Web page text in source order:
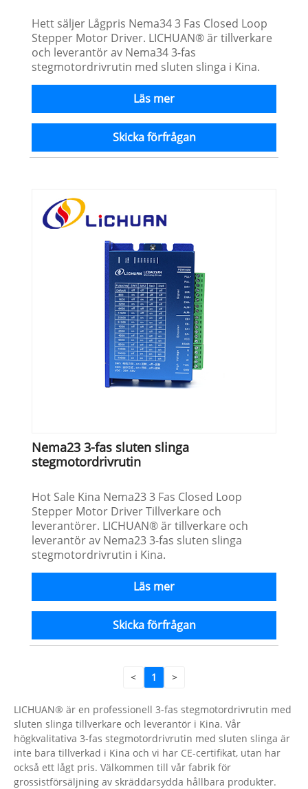
Hett säljer Lågpris Nema34 3 Fas Closed Loop
Stepper Motor Driver. LICHUAN® är tillverkare
och leverantör av Nema34 3-fas
stegmotordrivrutin med sluten slinga i Kina.
Läs mer
Skicka förfrågan
Nema23 3-fas sluten slinga
stegmotordrivrutin
Hot Sale Kina Nema23 3 Fas Closed Loop
Stepper Motor Driver Tillverkare och
leverantörer. LICHUAN® är tillverkare och
leverantör av Nema23 3-fas sluten slinga
stegmotordrivrutin i Kina.
Läs mer
Skicka förfrågan
< 1 >
LICHUAN® är en professionell 3-fas stegmotordrivrutin med
sluten slinga tillverkare och leverantör i Kina. Vår
högkvalitativa 3-fas stegmotordrivrutin med sluten slinga är
inte bara tillverkad i Kina och vi har CE-certifikat, utan har
också ett lågt pris. Välkommen till vår fabrik för
grossistförsäljning av skräddarsydda hållbara produkter.